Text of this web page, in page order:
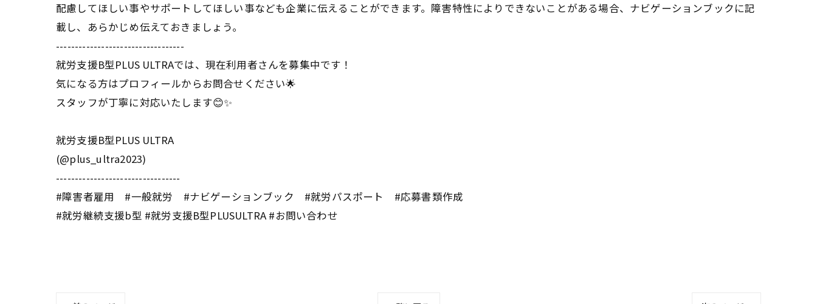
配慮してほしい事やサポートしてほしい事なども企業に伝えることができます。障害特性によりできないことがある場合、ナビゲーションブックに記
載し、あらかじめ伝えておきましょう。
----------------------------------
就労支援B型PLUS ULTRAでは、現在利用者さんを募集中です！
気になる方はプロフィールからお問合せください🌟
スタッフが丁寧に対応いたします😊✨
就労支援B型PLUS ULTRA
(@plus_ultra2023)
---------------------------------
#障害者雇用 #一般就労 #ナビゲーションブック #就労パスポート #応募書類作成
#就労継続支援b型 #就労支援B型PLUSULTRA #お問い合わせ